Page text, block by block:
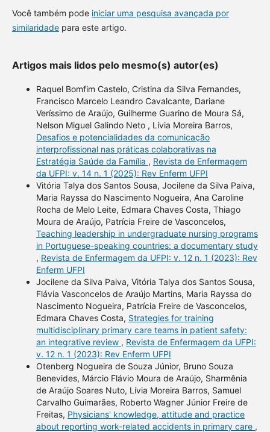
Você também pode iniciar uma pesquisa avançada por
similaridadepara este artigo.
Artigos mais lidos pelo mesmo(s) autor(es)
Raquel Bomfim Castelo, Cristina da Silva Fernandes,
Francisco Marcelo Leandro Cavalcante, Dariane
Veríssimo de Araújo, Guilherme Guarino de Moura Sá,
Nelson Miguel Galindo Neto , Lívia Moreira Barros,
Desafios e potencialidades da comunicação
interprofissional nas práticas colaborativas na
Estratégia Saúde da Família , Revista de Enfermagem
da UFPI: v. 14 n. 1 (2025): Rev Enferm UFPI
Vitória Talya dos Santos Sousa, Jocilene da Silva Paiva,
Maria Rayssa do Nascimento Nogueira, Ana Caroline
Rocha de Melo Leite, Edmara Chaves Costa, Thiago
Moura de Araújo, Patrícia Freire de Vasconcelos,
Teaching leadership in undergraduate nursing programs
in Portuguese-speaking countries: a documentary study
, Revista de Enfermagem da UFPI: v. 12 n. 1 (2023): Rev
Enferm UFPI
Jocilene da Silva Paiva, Vitória Talya dos Santos Sousa,
Flávia Vasconcelos de Araújo Martins, Maria Rayssa do
Nascimento Nogueira, Patrícia Freire de Vasconcelos,
Edmara Chaves Costa, Strategies for training
multidisciplinary primary care teams in patient safety:
an integrative review , Revista de Enfermagem da UFPI:
v. 12 n. 1 (2023): Rev Enferm UFPI
Otenberg Nogueira de Souza Júnior, Bruno Souza
Benevides, Márcio Flávio Moura de Araújo, Sharmênia
de Araújo Soares Nuto, Lívia Moreira Barros, Samuel
Carvalho Guimarães, Roberto Wagner Júnior Freire de
Freitas, Physicians' knowledge, attitude and practice
about reporting work-related accidents in primary care ,